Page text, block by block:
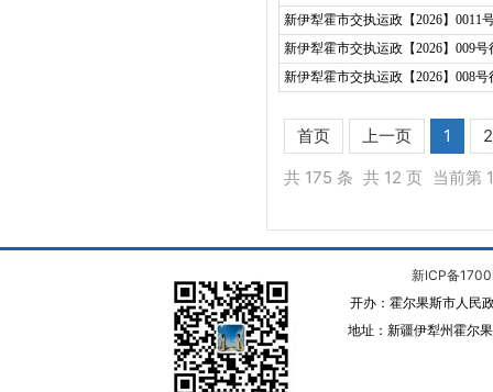
新伊犁霍市交执运政【2026】0011
新伊犁霍市交执运政【2026】009
新伊犁霍市交执运政【2026】008
首页 上一页 1
2
共 175 条 共 12 页 当前第
新ICP备
开办：霍尔果斯市人民
地址：新疆伊犁州霍